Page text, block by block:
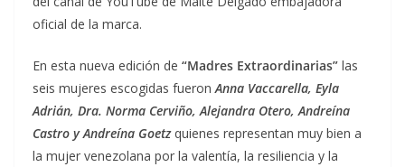
oficial de la marca.
En esta nueva edición de “Madres Extraordinarias” las
seis mujeres escogidas fueronAnna Vaccarella, Eyla
Adrián, Dra. Norma Cerviño, Alejandra Otero, Andreína
Castro y Andreína Goetzquienes representan muy bien a
la mujer venezolana por la valentía, la resiliencia y la